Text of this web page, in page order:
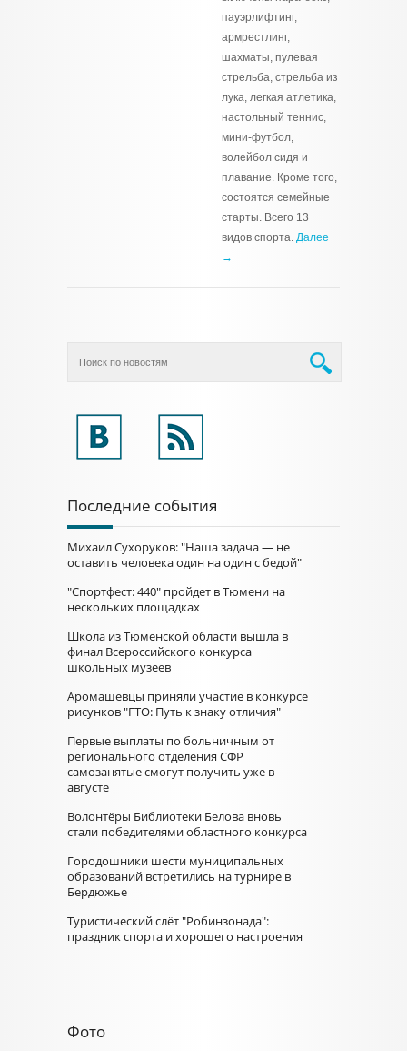
пауэрлифтинг,
армрестлинг,
шахматы, пулевая
стрельба, стрельба из
лука, легкая атлетика,
настольный теннис,
мини-футбол,
волейбол сидя и
плавание. Кроме того,
состоятся семейные
старты. Всего 13
видов спорта. Далее
→
Последние события
Михаил Сухоруков: "Наша задача — не
оставить человека один на один с бедой"
"Спортфест: 440" пройдет в Тюмени на
нескольких площадках
Школа из Тюменской области вышла в
финал Всероссийского конкурса
школьных музеев
Аромашевцы приняли участие в конкурсе
рисунков "ГТО: Путь к знаку отличия"
Первые выплаты по больничным от
регионального отделения СФР
самозанятые смогут получить уже в
августе
Волонтёры Библиотеки Белова вновь
стали победителями областного конкурса
Городошники шести муниципальных
образований встретились на турнире в
Бердюжье
Туристический слёт "Робинзонада":
праздник спорта и хорошего настроения
Фото